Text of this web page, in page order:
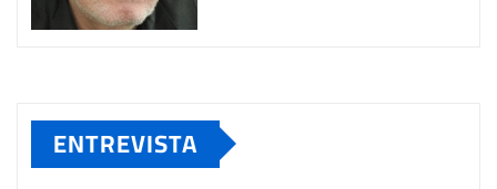
ENTREVISTA